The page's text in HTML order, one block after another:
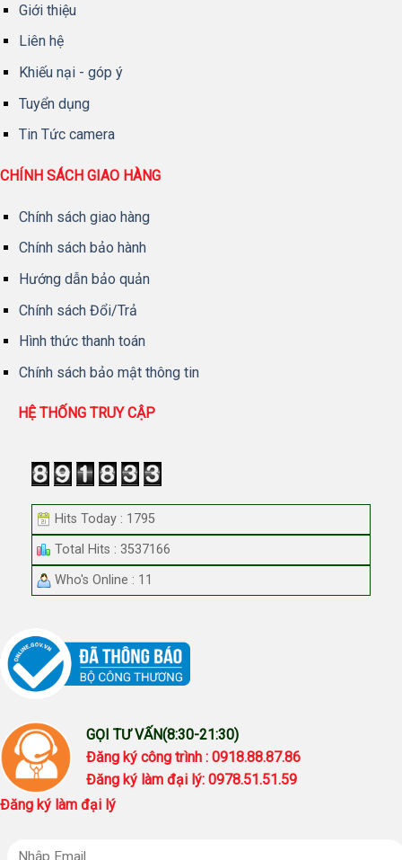
Giới thiệu
Liên hệ
Khiếu nại - góp ý
Tuyển dụng
Tin Tức camera
CHÍNH SÁCH GIAO HÀNG
Chính sách giao hàng
Chính sách bảo hành
Hướng dẫn bảo quản
Chính sách Đổi/Trả
Hình thức thanh toán
Chính sách bảo mật thông tin
HỆ THỐNG TRUY CẬP
Hits Today : 1795
Total Hits : 3537166
Who's Online : 11
GỌI TƯ VẤN(8:30-21:30)
Đăng ký công trình : 0918.88.87.86
Đăng ký làm đại lý: 0978.51.51.59
Đăng ký làm đại lý